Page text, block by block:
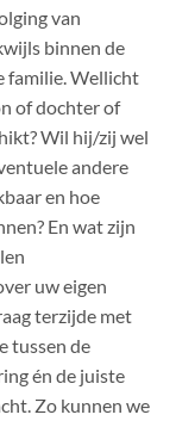
van
binnen de
familie. Wellicht
of dochter of
Wil hij/zij wel
andere
en hoe
En wat zijn
uw eigen
terzijde met
tussen de
én de juiste
Zo kunnen we